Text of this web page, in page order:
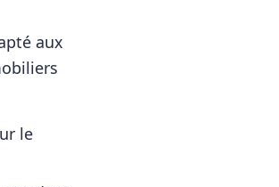
aux
le